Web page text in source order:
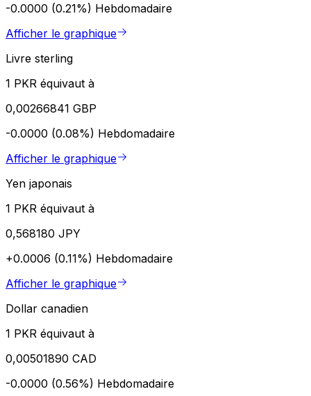
-0.0000 (0.21%) Hebdomadaire
Afficher le graphique
Livre sterling
1 PKR équivaut à
0,00266841 GBP
-0.0000 (0.08%) Hebdomadaire
Afficher le graphique
Yen japonais
1 PKR équivaut à
0,568180 JPY
+0.0006 (0.11%) Hebdomadaire
Afficher le graphique
Dollar canadien
1 PKR équivaut à
0,00501890 CAD
-0.0000 (0.56%) Hebdomadaire